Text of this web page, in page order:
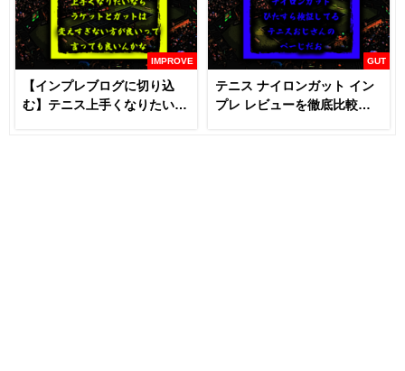
IMPROVE
【インプレブログに切り込
む】テニス上手くなりたいな
GUT
テニス ナイロンガット イン
プレ レビューを徹底比較